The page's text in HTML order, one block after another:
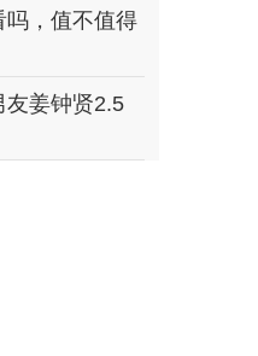
吗，值不值得
友姜钟贤2.5